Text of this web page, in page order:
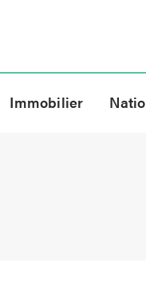
Immobilier